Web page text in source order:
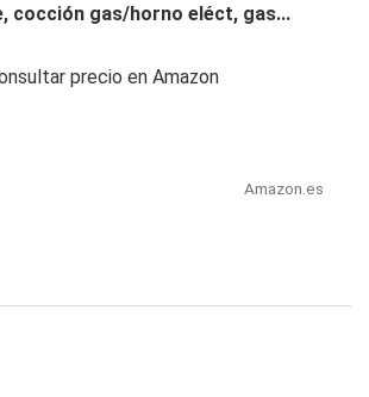
cocción gas/horno eléct, gas...
precio en Amazon
Amazon.es